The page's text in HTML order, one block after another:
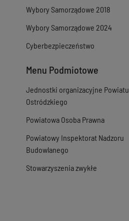
Wybory Samorządowe 2018
Wybory Samorządowe 2024
Cyberbezpieczeństwo
Menu Podmiotowe
Jednostki organizacyjne Powiatu
Ostródzkiego
Powiatowa Osoba Prawna
Powiatowy Inspektorat Nadzoru
Budowlanego
Stowarzyszenia zwykłe